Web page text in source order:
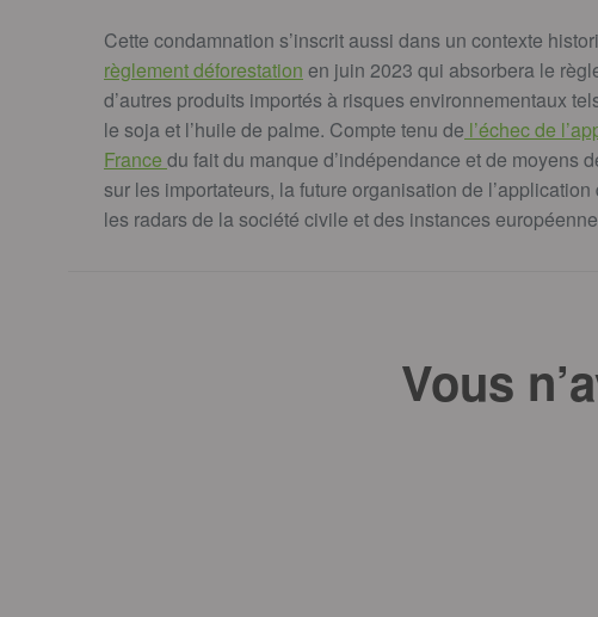
Cette condamnation s’inscrit aussi dans un contexte
règlement déforestation en juin 2023 qui absorbera le
d’autres produits importés à risques environnementaux
le soja et l’huile de palme. Compte tenu de l’échec de
France du fait du manque d’indépendance et de moyens
sur les importateurs, la future organisation de
les radars de la société civile et des instances
Vous